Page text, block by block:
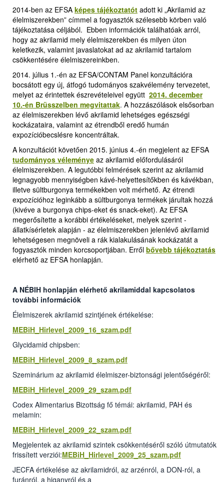
2014-ben az EFSA képes tájékoztatót adott ki „Akrilamid az
élelmiszerekben” címmel a fogyasztók szélesebb körben való
tájékoztatása céljából. Ebben információk találhatóak arról,
hogy az akrilamid mely élelmiszerekben és milyen úton
keletkezik, valamint javaslatokat ad az akrilamid tartalom
csökkentésére élelmiszereinkben.
2014. július 1.-én az EFSA/CONTAM Panel konzultációra
bocsátott egy új, átfogó tudományos szakvélemény tervezetet,
melyet az érintettek észrevételeivel együtt 2014. december
10.-én Brüsszelben megvitattak. A hozzászólások elsősorban
az élelmiszerekben lévő akrilamid lehetséges egészségi
kockázataira, valamint az étrendből eredő humán
expozícióbecslésre koncentráltak.
A konzultációt követően 2015. június 4.-én megjelent az EFSA
tudományos véleménye az akrilamid előfordulásáról
élelmiszerekben. A legutóbbi felmérések szerint az akrilamid
legnagyobb mennyiségben kávé-helyettesítőkben és kávékban,
illetve sültburgonya termékekben volt mérhető. Az étrendi
expozícióhoz leginkább a sültburgonya termékek járultak hozzá
(kivéve a burgonya chips-eket és snack-eket). Az EFSA
megerősítette a korábbi értékeléseket, melyek szerint -
állatkísérletek alapján - az élelmiszerekben jelenlévő akrilamid
lehetségesen megnöveli a rák kialakulásának kockázatát a
fogyasztók minden korcsoportjában. Erről bővebb tájékoztatás
elérhető az EFSA honlapján.
A NÉBIH honlapján elérhető akrilamiddal kapcsolatos
további információk
Élelmiszerek akrilamid szintjének értékelése:
MEBiH_Hirlevel_2009_16_szam.pdf
Glycidamid chipsben:
MEBiH_Hirlevel_2009_8_szam.pdf
Szeminárium az akrilamid élelmiszer-biztonsági jelentőségéről:
MEBiH_Hirlevel_2009_29_szam.pdf
Codex Alimentarius Bizottság fő témái: akrilamid, PAH és
melamin:
MEBiH_Hirlevel_2009_22_szam.pdf
Megjelentek az akrilamid szintek csökkentéséről szóló útmutatók
frissített verziói:MEBiH_Hirlevel_2009_25_szam.pdf
JECFA értékelése az akrilamidról, az arzénról, a DON-ról, a
furánról, a higanyról és a